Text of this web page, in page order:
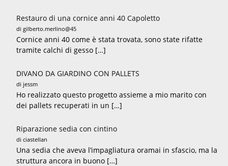
Restauro di una cornice anni 40 Capoletto
di gilberto.merlino@45
Cornice anni 40 come è stata trovata, sono state rifatte
tramite calchi di gesso […]
DIVANO DA GIARDINO CON PALLETS
di jessm
Ho realizzato questo progetto assieme a mio marito con
dei pallets recuperati in un […]
Riparazione sedia con cintino
di ciastellan
Una sedia che aveva l’impagliatura oramai in sfascio, ma la
struttura ancora in buono […]